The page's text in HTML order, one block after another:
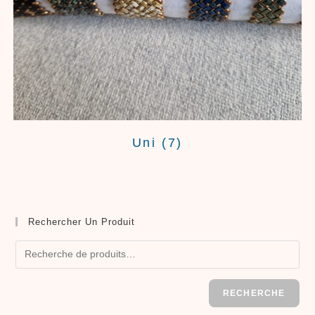
Uni (7)
Rechercher Un Produit
RECHERCHE